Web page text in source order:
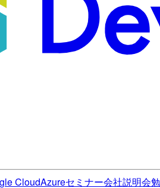
CloudAzureセミナー会社説明会